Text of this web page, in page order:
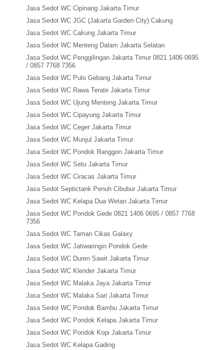
Jasa Sedot WC Cipinang Jakarta Timur
Jasa Sedot WC JGC (Jakarta Garden City) Cakung
Jasa Sedot WC Cakung Jakarta Timur
Jasa Sedot WC Menteng Dalam Jakarta Selatan
Jasa Sedot WC Penggilingan Jakarta Timur 0821 1406 0695
/ 0857 7768 7356
Jasa Sedot WC Pulo Gebang Jakarta Timur
Jasa Sedot WC Rawa Terate Jakarta Timur
Jasa Sedot WC Ujung Menteng Jakarta Timur
Jasa Sedot WC Cipayung Jakarta Timur
Jasa Sedot WC Ceger Jakarta Timur
Jasa Sedot WC Munjul Jakarta Timur
Jasa Sedot WC Pondok Ranggon Jakarta Timur
Jasa Sedot WC Setu Jakarta Timur
Jasa Sedot WC Ciracas Jakarta Timur
Jasa Sedot Septictank Penuh Cibubur Jakarta Timur
Jasa Sedot WC Kelapa Dua Wetan Jakarta Timur
Jasa Sedot WC Pondok Gede 0821 1406 0695 / 0857 7768
7356
Jasa Sedot WC Taman Cikas Galaxy
Jasa Sedot WC Jatiwaringin Pondok Gede
Jasa Sedot WC Duren Sawit Jakarta Timur
Jasa Sedot WC Klender Jakarta Timur
Jasa Sedot WC Malaka Jaya Jakarta Timur
Jasa Sedot WC Malaka Sari Jakarta Timur
Jasa Sedot WC Pondok Bambu Jakarta Timur
Jasa Sedot WC Pondok Kelapa Jakarta Timur
Jasa Sedot WC Pondok Kopi Jakarta Timur
Jasa Sedot WC Kelapa Gading